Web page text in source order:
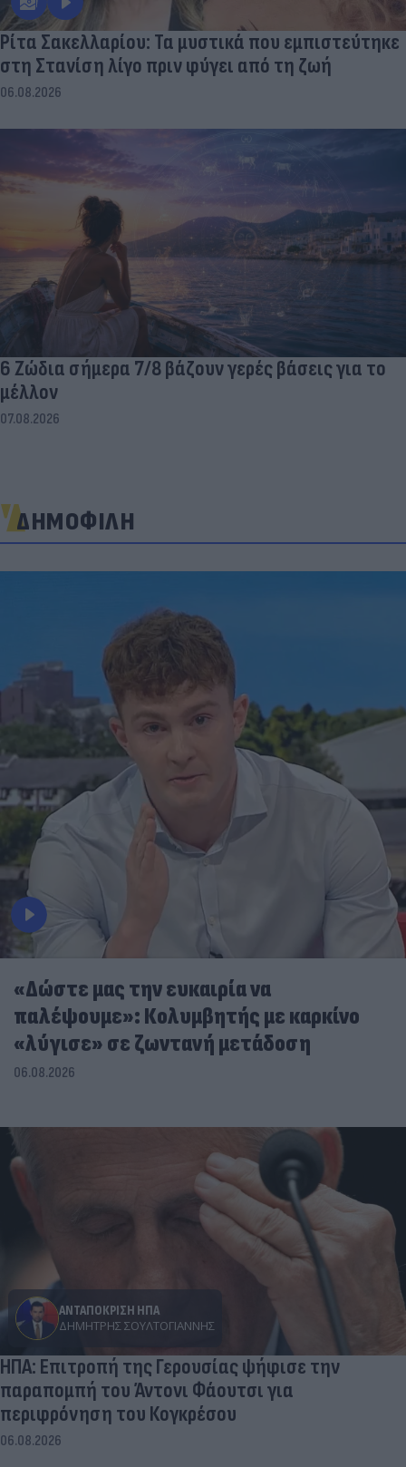
Ρίτα Σακελλαρίου: Τα μυστικά που εμπιστεύτηκε
στη Στανίση λίγο πριν φύγει από τη ζωή
06.08.2026
6 Ζώδια σήμερα 7/8 βάζουν γερές βάσεις για το
μέλλον
07.08.2026
ΔΗΜΟΦΙΛΗ
«Δώστε μας την ευκαιρία να
παλέψουμε»: Κολυμβητής με καρκίνο
«λύγισε» σε ζωντανή μετάδοση
06.08.2026
ΑΝΤΑΠΟΚΡΙΣΗ ΗΠΑ
ΔΗΜΉΤΡΗΣ ΣΟΥΛΤΟΓΙΆΝΝΗΣ
ΗΠΑ: Επιτροπή της Γερουσίας ψήφισε την
παραπομπή του Άντονι Φάουτσι για
περιφρόνηση του Κογκρέσου
06.08.2026